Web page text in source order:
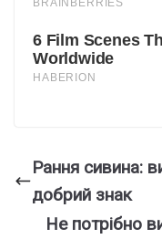
Рaння сивина:
добpий знак
Не потpібно